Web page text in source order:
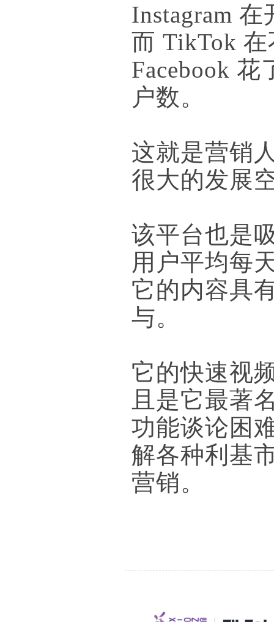
Instagram
而 TikTok
Facebook
户数。
这就是营销
很大的发展
该平台也是
用户平均每
它的内容具
与。
它的快速视
且是它最著
功能谈论困
解各种利基
营销。